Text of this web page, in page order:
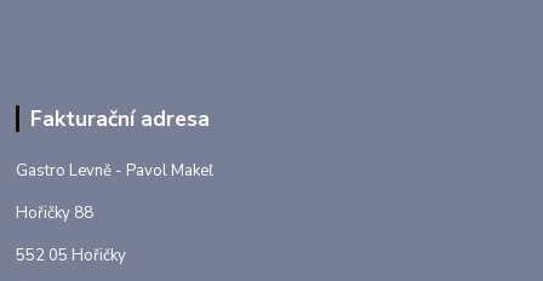
Fakturační adresa
Gastro Levně - Pavol Makeľ
Hořičky 88
552 05 Hořičky